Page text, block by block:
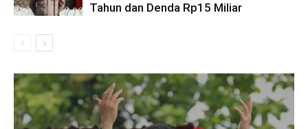
Tahun dan Denda Rp15 Miliar